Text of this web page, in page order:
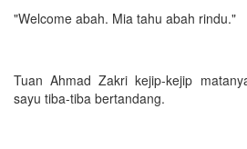
"Welcome abah. Mia tahu abah rindu."
Tuan Ahmad Zakri kejip-kejip
sayu tiba-tiba bertandang.